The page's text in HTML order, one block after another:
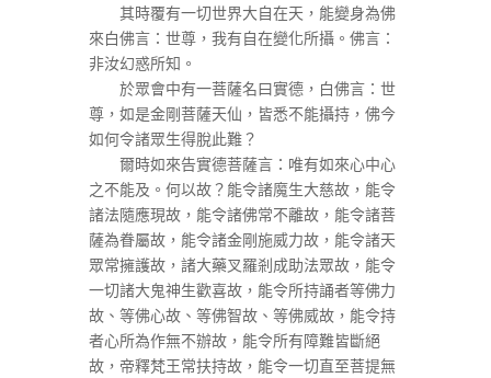
其時覆有一切世界大自在天，能變身為佛
來白佛言：世尊，我有自在變化所攝。佛言：
非汝幻惑所知。
於眾會中有一菩薩名曰實德，白佛言：世
尊，如是金剛菩薩天仙，皆悉不能攝持，佛今
如何令諸眾生得脫此難？
爾時如來告實德菩薩言：唯有如來心中心
之不能及。何以故？能令諸魔生大慈故，能令
諸法隨應現故，能令諸佛常不離故，能令諸菩
薩為眷屬故，能令諸金剛施威力故，能令諸天
眾常擁護故，諸大藥叉羅剎成助法眾故，能令
一切諸大鬼神生歡喜故，能令所持誦者等佛力
故、等佛心故、等佛智故、等佛威故，能令持
者心所為作無不辦故，能令所有障難皆斷絕
故，帝釋梵王常扶持故，能令一切直至菩提無